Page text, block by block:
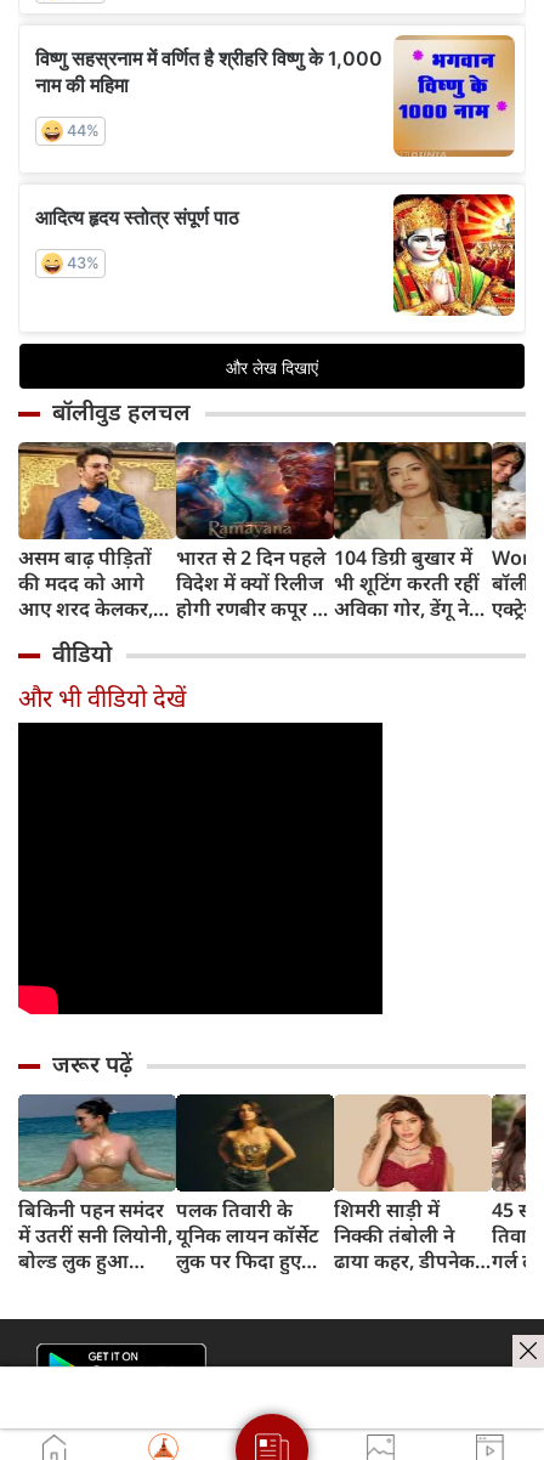
बॉलीवुड हलचल
असम बाढ़ पीड़ितों
की मदद को आगे
आए शरद केलकर,
साथ की भावुक
अपील
भारत से 2 दिन पहले
विदेश में क्यों रिलीज
होगी रणबीर कपूर की
मल्होत्रा ने बताया
रिलीज प्लान
104 डिग्री बुखार में
भी शूटिंग करती रहीं
अविका गोर, डेंगू ने
अस्पताल में भर्ती
प्यार
वीडियो
और भी वीडियो देखें
जरूर पढ़ें
बिकिनी पहन समंदर
में उतरीं सनी लियोनी,
बोल्ड लुक हुआ
पलक तिवारी के
यूनिक लायन कॉर्सेट
लुक पर फिदा हुए
शिमरी साड़ी में
निक्की तंबोली ने
ढाया कहर, डीपनेक
45
गर्ल